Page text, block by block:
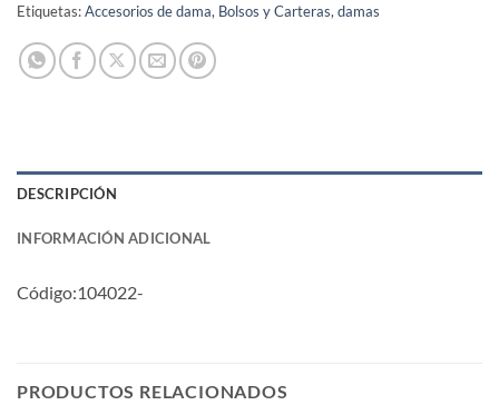
Etiquetas:Accesorios de dama, Bolsos y Carteras, damas
DESCRIPCIÓN
INFORMACIÓN ADICIONAL
Código:104022-
PRODUCTOS RELACIONADOS